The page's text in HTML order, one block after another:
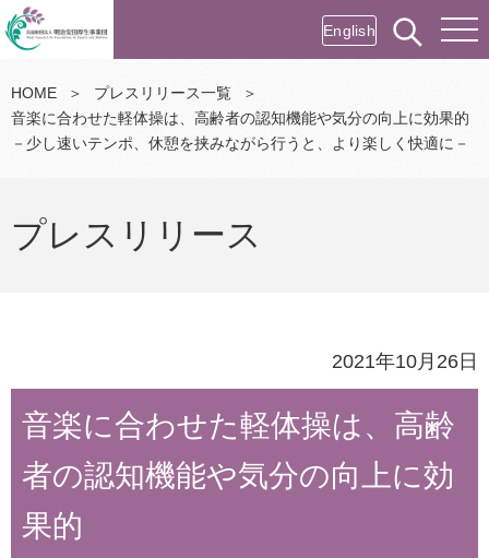
English
HOME ＞ プレスリリース一覧
＞
音楽に合わせた軽体操は、高齢者の認知機能や気分の向上に効果的
－少し速いテンポ、休憩を挟みながら行うと、より楽しく快適に－
プレスリリース
2021年10月26日
音楽に合わせた軽体操は、高齢
者の認知機能や気分の向上に効
果的